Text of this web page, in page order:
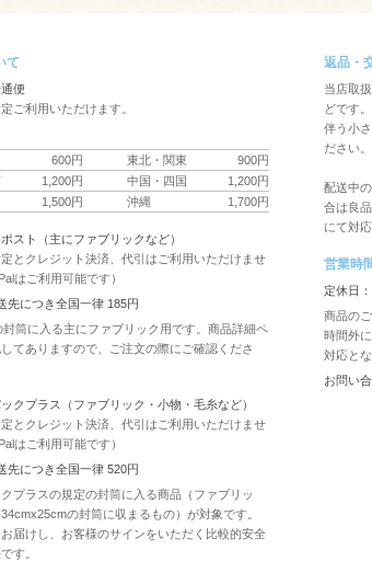
て
便
ご利用いただけます。
600円 東北・関東
900円
1,200円 中国・四国
1,200円
1,500円 沖縄 1,700円
スト（主にファブリックなど）
とクレジット決済、代引はご利用いただけませ
はご利用可能です）
先につき全国一律 185円
封筒に入る主にファブリック用です。商品詳細ペ
てありますので、ご注文の際にご確認くださ
クプラス（ファブリック・小物・毛糸など）
とクレジット決済、代引はご利用いただけませ
はご利用可能です）
先につき全国一律 520円
プラスの規定の封筒に入る商品（ファブリッ
の封筒に収まるもの）が対象です。
届けし、お客様のサインをいただく比較的安全
す。
返品・
当店取
どです
伴う小
ださい。
配送中
合は良
にて対
営業時
定休日
商品の
時間外
対応と
お問い